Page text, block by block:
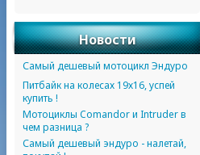
Новости
Самый дешевый мотоцикл Эндуро
Питбайк на колесах 19х16, успей
купить !
Мотоциклы Comandor и Intruder в
чем разница ?
Самый дешевый эндуро - налетай,